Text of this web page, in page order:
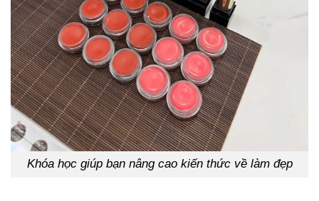
Khóa học giúp bạn nâng cao kiến thức về làm đẹp